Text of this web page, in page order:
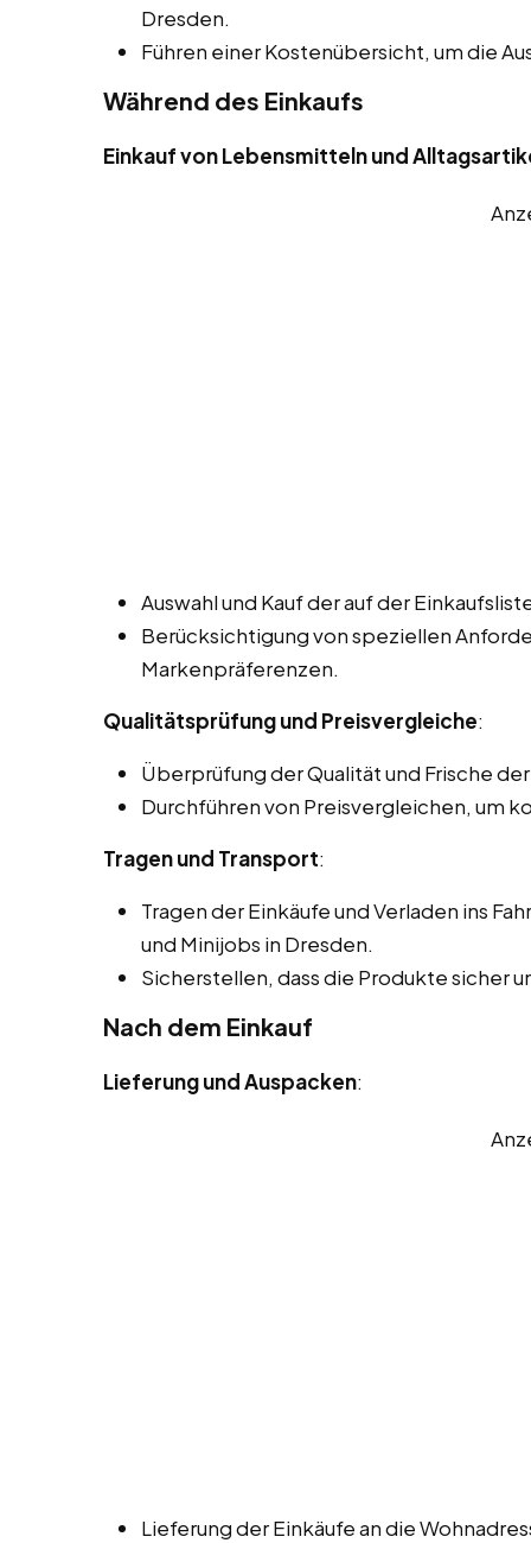
Dresden.
Führen einer Kostenübersicht, um die
Während des Einkaufs
Einkauf von Lebensmitteln und
Auswahl und Kauf der auf der
Berücksichtigung von speziellen
Markenpräferenzen.
Qualitätsprüfung und Preisvergleiche:
Überprüfung der Qualität und Frische
Durchführen von Preisvergleichen, um
Tragen und Transport:
Tragen der Einkäufe und Verladen ins
und Minijobs in Dresden.
Sicherstellen, dass die Produkte sicher
Nach dem Einkauf
Lieferung und Auspacken:
Lieferung der Einkäufe an die